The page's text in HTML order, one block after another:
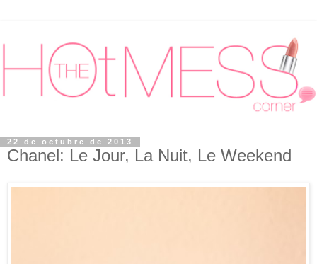
22 de octubre de 2013
Chanel: Le Jour, La Nuit, Le Weekend